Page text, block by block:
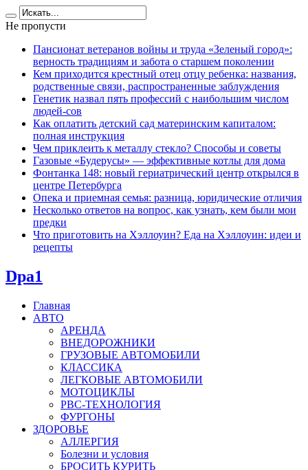
Не пропусти
Пансионат ветеранов войны и труда «Зеленый город»:
верность традициям и забота о старшем поколении
Кем приходится крестный отец отцу ребенка: названия,
родственные связи, распространенные заблуждения
Генетик назвал пять профессий с наибольшим числом
людей-сов
Как оплатить детский сад материнским капиталом:
полная инструкция
Чем приклеить к металлу стекло? Способы и советы
Газовые «Будерусы» — эффективные котлы для дома
Фонтанка 148: новый гериатрический центр открылся в
центре Петербурга
Опека и приемная семья: разница, юридические отличия
Несколько ответов на вопрос, как узнать, кем были мои
предки
Что приготовить на Хэллоуин? Еда на Хэллоуин: идеи и
рецепты
Dpa1
Главная
АВТО
АРЕНДА
ВНЕДОРОЖНИКИ
ГРУЗОВЫЕ АВТОМОБИЛИ
КЛАССИКА
ЛЕГКОВЫЕ АВТОМОБИЛИ
МОТОЦИКЛЫ
РВС-ТЕХНОЛОГИЯ
ФУРГОНЫ
ЗДОРОВЬЕ
АЛЛЕРГИЯ
Болезни и условия
БРОСИТЬ КУРИТЬ